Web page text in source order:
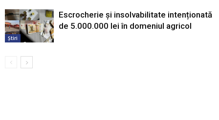
Știri
Escrocherie și insolvabilitate intenționată
de 5.000.000 lei în domeniul agricol